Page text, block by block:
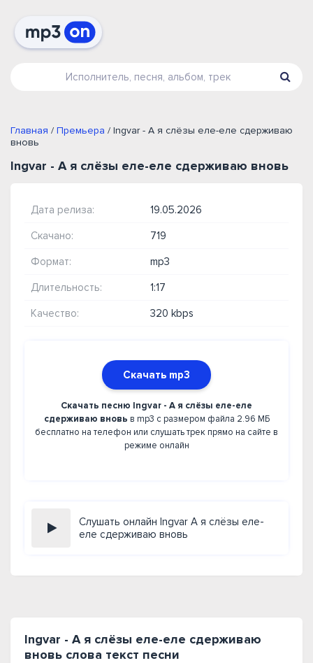
Главная / Премьера / Ingvar - А я слёзы еле-еле сдерживаю
вновь
Ingvar - А я слёзы еле-еле сдерживаю вновь
Дата релиза: 19.05.2026
Скачано: 719
Формат: mp3
Длительность: 1:17
Качество: 320 kbps
Скачать mp3
Скачать песню Ingvar - А я слёзы еле-еле
сдерживаю вновь в mp3 с размером файла 2.96 МБ
бесплатно на телефон или слушать трек прямо на сайте в
режиме онлайн
Слушать онлайн Ingvar А я слёзы еле-
еле сдерживаю вновь
Ingvar - А я слёзы еле-еле сдерживаю
вновь слова текст песни